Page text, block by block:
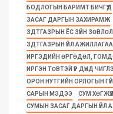
БОДЛОГЫН БАРИМТ БИЧГҮҮД
ЗАСАГ ДАРГЫН ЗАХИРАМЖ
ЗДТГАЗРЫН ЁС ЗҮЙН ЗӨВЛӨЛ
ЗДТГАЗРЫН ҮЙЛ
ИРГЭДИЙН ӨРГӨДӨЛ,
ИРГЭН ТӨВТЭЙ ҮР ДҮНД
ОРОН НУТГИЙН ОРЛОГЫН
САРЫН МЭДЭЭ
СУМ
СУМЫН ЗАСАГ ДАРГЫН ҮЙЛ